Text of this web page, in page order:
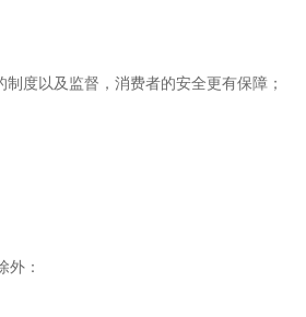
度以及监督，消费者的安全更有保障；
外：